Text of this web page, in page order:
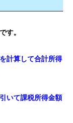
す。
計算して合計所得
いて課税所得金額